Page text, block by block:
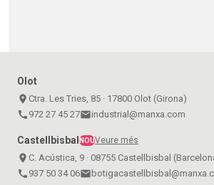
Olot
place Ctra. Les Tries, 85 · 17800 Olot (Girona)
call 972 27 45 27emailindustrial@manxa.com
CastellbisbalNOUVeure més
place C. Acústica, 9 · 08755 Castellbisbal
call 937 50 34 06email